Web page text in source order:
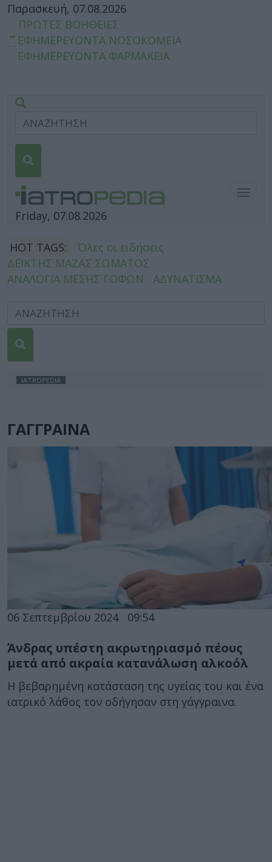
Παρασκευή, 07.08.2026
ΠΡΩΤΕΣ ΒΟΗΘΕΙΕΣ
ΕΦΗΜΕΡΕΥΟΝΤΑ ΝΟΣΟΚΟΜΕΙΑ
ΕΦΗΜΕΡΕΥΟΝΤΑ ΦΑΡΜΑΚΕΙΑ
Friday, 07.08.2026
HOT TAGS:
Όλες οι ειδήσεις
ΔΕΙΚΤΗΣ ΜΑΖΑΣ ΣΩΜΑΤΟΣ
ΑΝΑΛΟΓΙΑ ΜΕΣΗΣ ΓΟΦΩΝ
ΑΔΥΝΑΤΙΣΜΑ
IATROPEDIA
ΓΑΓΓΡΑΙΝΑ
06 Σεπτεμβρίου 2024 09:54
Άνδρας υπέστη ακρωτηριασμό πέους
μετά από ακραία κατανάλωση αλκοόλ
Η βεβαρημένη κατάσταση της υγείας του και ένα
ιατρικό λάθος τον οδήγησαν στη γάγγραινα.